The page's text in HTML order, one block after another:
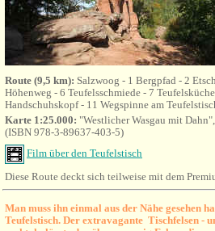
Route (9,5 km): Salzwoog - 1 Bergpfad - 2
Höhenweg - 6 Teufelsschmiede - 7
Handschuhskopf - 11 Wegspinne am
Karte 1:25.000: "Westlicher Wasgau mit
(ISBN 978-3-89637-403-5)
Film über den Teufelstisch
Diese Route deckt sich teilweise mit dem
Man muss ihn einmal aus der Nähe gesehen
Teufelstisch. Der extravagante Tischfelsen -